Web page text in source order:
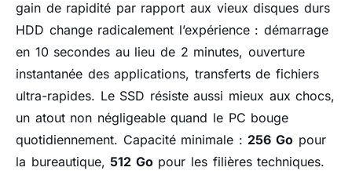
gain de rapidité par rapport aux vieux disques durs
HDD change radicalement l’expérience : démarrage
en 10 secondes au lieu de 2 minutes, ouverture
instantanée des applications, transferts de fichiers
ultra-rapides. Le SSD résiste aussi mieux aux chocs,
un atout non négligeable quand le PC bouge
quotidiennement. Capacité minimale : 256 Go pour
la bureautique,512 Gopour les filières techniques.